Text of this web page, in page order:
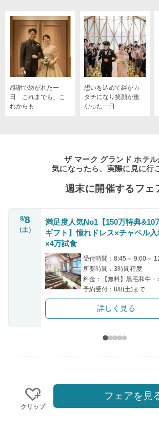
感謝で紡がれた一
日 これまでも、こ
れからも
想いを込めて絆がカ
タチになり笑顔が重
なった一日
ザ マーク グランド ホテル
気になったら、実際に見に行
週末に開催するフェ
8/8
（土）
満足度人気No1【150万特典&10
ギフト】憧れドレス×チャペル入
×4万試食
所要時間：3時間程度
予約受付：8/8(土)まで
詳しく見る
クリップ
フェアを見